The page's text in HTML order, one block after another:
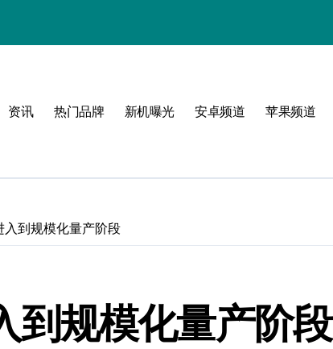
资讯 热门品牌 新机曝光 安卓频道 苹果频道
入到规模化量产阶段
到规模化量产阶段